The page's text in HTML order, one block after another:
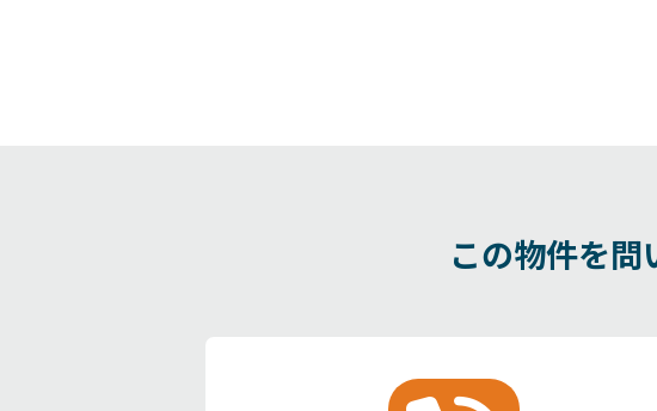
この物件を問